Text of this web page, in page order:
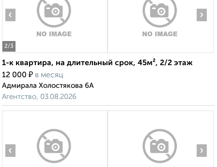
2/3
‹ ›
1-к квартира, на длительный срок, 45м², 2/2 этаж
12 000 ₽ в месяц
Адмирала Холостякова 6А
Агентство, 03.08.2026
‹ ›